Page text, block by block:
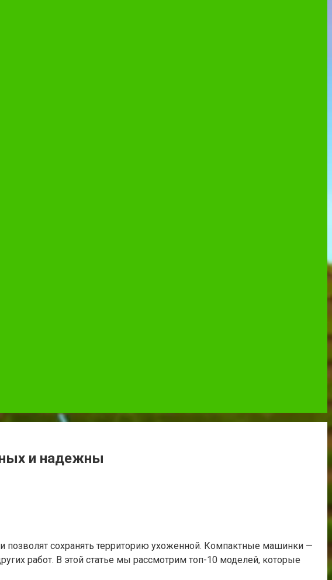
и надежны
позволят сохранять территорию ухоженной. Компактные машинки —
работ. В этой статье мы рассмотрим топ-10 моделей, которые